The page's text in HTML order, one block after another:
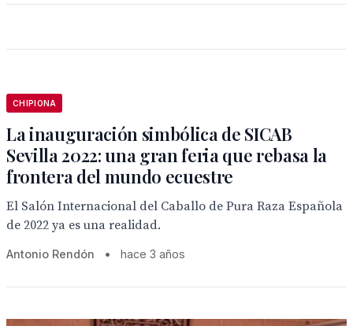
CHIPIONA
La inauguración simbólica de SICAB
Sevilla 2022: una gran feria que rebasa la
frontera del mundo ecuestre
El Salón Internacional del Caballo de Pura Raza Española
de 2022 ya es una realidad.
Antonio Rendón • hace 3 años